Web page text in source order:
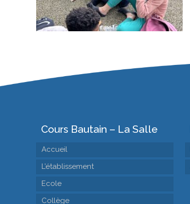
Cours Bautain – La Salle
Accueil
L’établissement
Ecole
Collège